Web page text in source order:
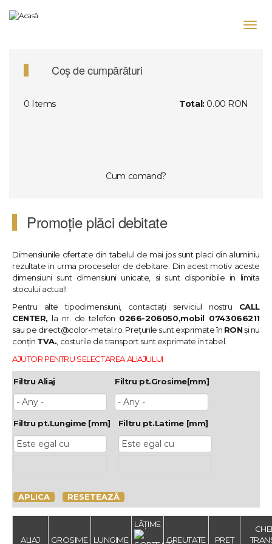
Mergi
Toggle
Coș de cumpărături
0 Items Total: 0.00 RON
Cum comand?
Promoție plăci debitate
Dimensiunile ofertate din tabelul de mai jos sunt placi din aluminiu
rezultate in urma proceselor de debitare. Din acest motiv aceste
dimensiuni sunt dimensiuni unicate, si sunt disponibile in limita
stocului actual!
Pentru alte tipodimensiuni, contactați serviciul nostru CALL
CENTER, la nr. de telefon 0266-206050,mobil 0743066211
sau pe direct@color-metal.ro . Prețurile sunt exprimate în RONși nu
conțin TVA. , costurile de transport sunt exprimate in tabel.
AJUTOR PENTRU SELECTAREA ALIAJULUI
Filtru Aliaj Filtru pt.Grosime[mm]
Filtru pt.Lungime [mm] Filtru pt.Latime [mm]
APLICA RESETEAZĂ
ALIAJ GROSIME LUNGIME
LĂȚIME
GREUTATE
PREȚ